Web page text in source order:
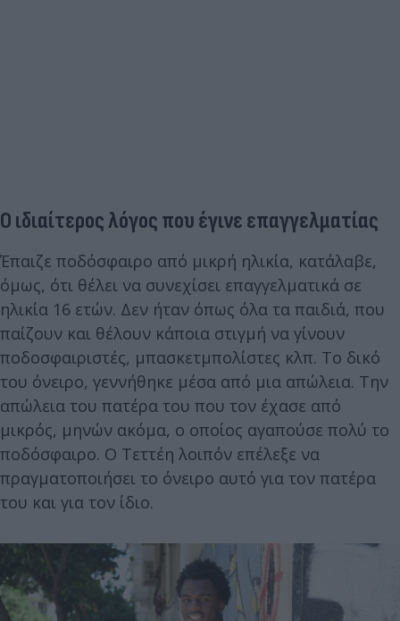
Ο ιδιαίτερος λόγος που έγινε επαγγελματίας
Έπαιζε ποδόσφαιρο από μικρή ηλικία, κατάλαβε,
όμως, ότι θέλει να συνεχίσει επαγγελματικά σε
ηλικία 16 ετών. Δεν ήταν όπως όλα τα παιδιά, που
παίζουν και θέλουν κάποια στιγμή να γίνουν
ποδοσφαιριστές, μπασκετμπολίστες κλπ. Το δικό
του όνειρο, γεννήθηκε μέσα από μια απώλεια. Την
απώλεια του πατέρα του που τον έχασε από
μικρός, μηνών ακόμα, ο οποίος αγαπούσε πολύ το
ποδόσφαιρο. Ο Τεττέη λοιπόν επέλεξε να
πραγματοποιήσει το όνειρο αυτό για τον πατέρα
του και για τον ίδιο.